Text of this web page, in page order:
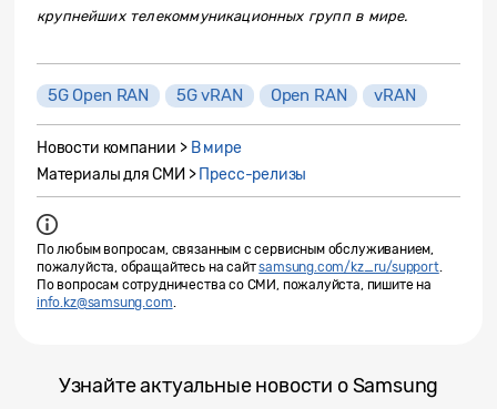
крупнейших телекоммуникационных групп в мире.
5G Open RAN 5G vRAN Open RAN vRAN
Новости компании > В мире
Материалы для СМИ > Пресс-релизы
По любым вопросам, связанным с сервисным обслуживанием,
пожалуйста, обращайтесь на сайтsamsung.com/kz_ru/support.
По вопросам сотрудничества со СМИ, пожалуйста, пишите на
info.kz@samsung.com.
Узнайте актуальные новости о Samsung